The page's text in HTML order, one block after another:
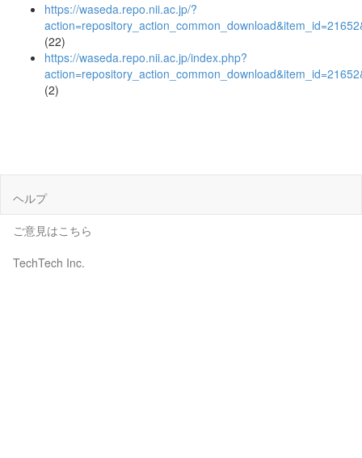
https://waseda.repo.nii.ac.jp/?
(22)
https://waseda.repo.nii.ac.jp/index.php?
(2)
ヘルプ
ご意見はこちら
TechTech Inc.